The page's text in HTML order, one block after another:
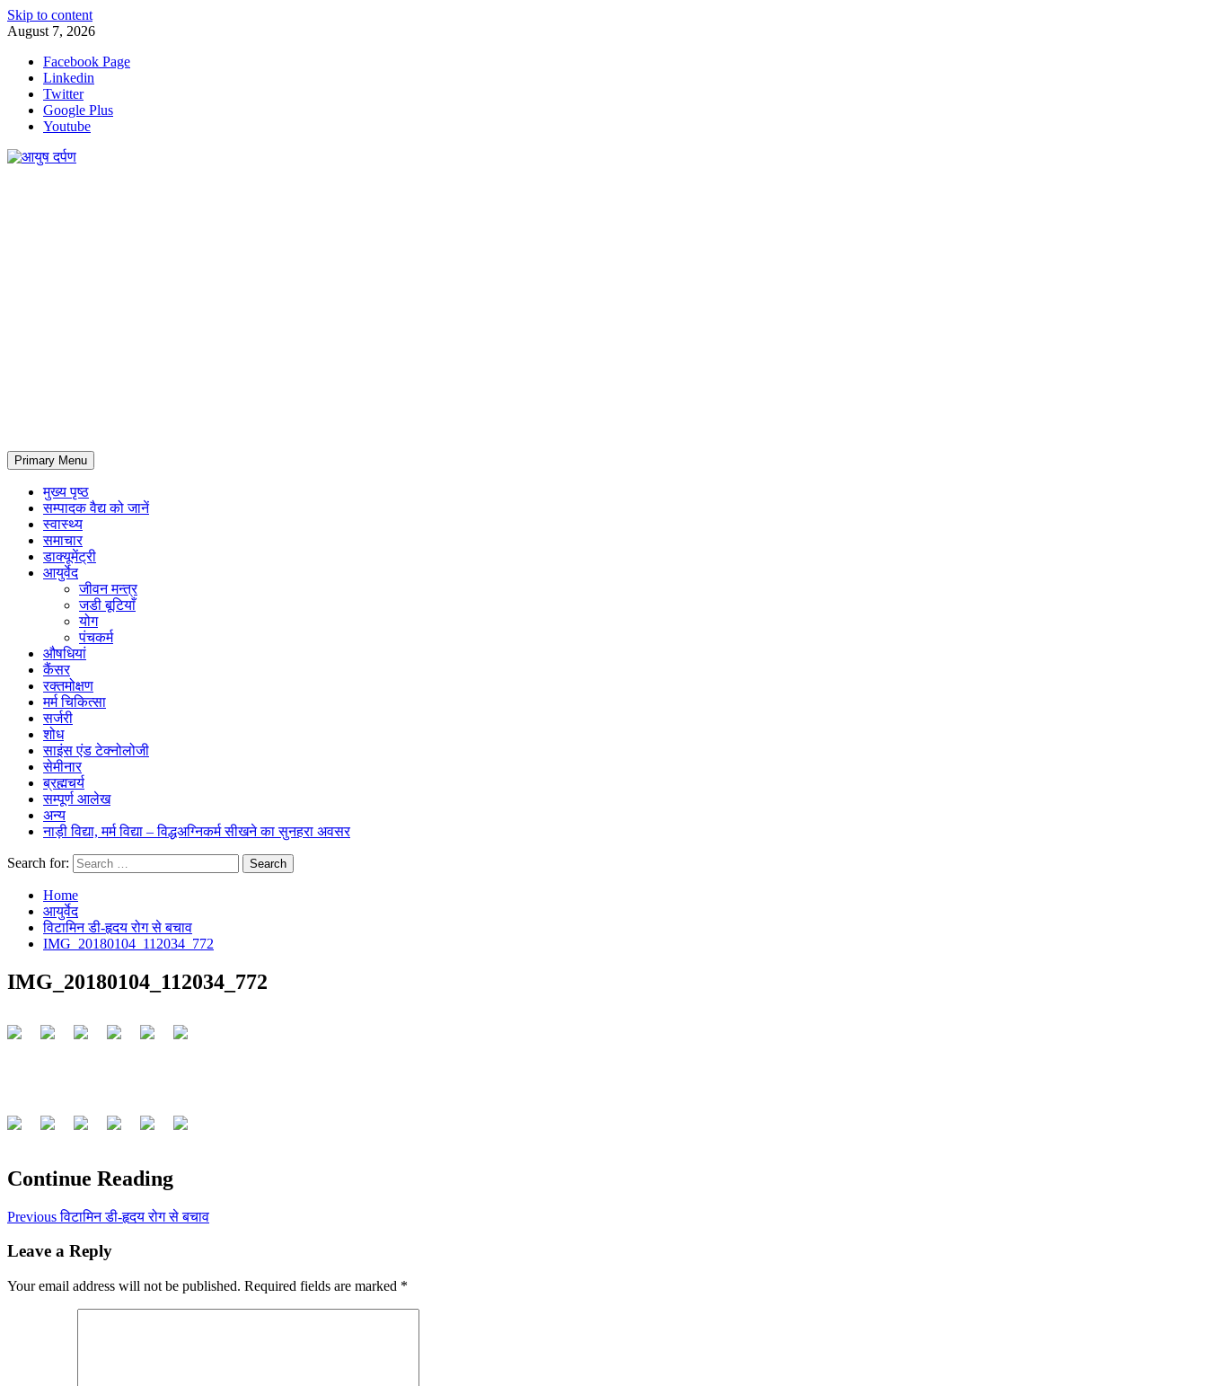
Skip to content
August 7, 2026
Facebook Page
Linkedin
Twitter
Google Plus
Youtube
Primary Menu
मुख्य पृष्ठ
सम्पादक वैद्य को जानें
स्वास्थ्य
समाचार
डाक्यूमेंट्री
आयुर्वेद
जीवन मन्त्र
जडी बूटियाँ
योग
पंचकर्म
औषधियां
कैंसर
रक्तमोक्षण
मर्म चिकित्सा
सर्जरी
शोध
साइंस एंड टेक्नोलोजी
सेमीनार
ब्रह्मचर्य
सम्पूर्ण आलेख
अन्य
नाड़ी विद्या, मर्म विद्या – विद्धअग्निकर्म सीखने का सुनहरा अवसर
Search for:
Home
आयुर्वेद
विटामिन डी-हृदय रोग से बचाव
IMG_20180104_112034_772
IMG_20180104_112034_772
Continue Reading
Previousविटामिन डी-हृदय रोग से बचाव
Leave a Reply
Your email address will not be published. Required fields are marked *